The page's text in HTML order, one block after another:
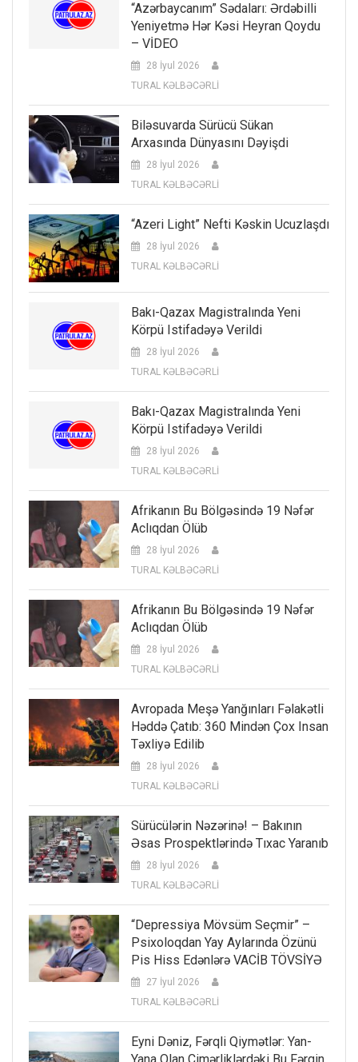
“Azərbaycanım” Sədaları: Ərdəbilli
Yeniyetmə Hər Kəsi Heyran Qoydu
– VİDEO
28 İyul 2026
TURAL KƏLBƏCƏRLİ
Biləsuvarda Sürücü Sükan
Arxasında Dünyasını Dəyişdi
28 İyul 2026
TURAL KƏLBƏCƏRLİ
“Azeri Light” Nefti Kəskin Ucuzlaşdı
28 İyul 2026
TURAL KƏLBƏCƏRLİ
Bakı-Qazax Magistralında Yeni
Körpü Istifadəyə Verildi
28 İyul 2026
TURAL KƏLBƏCƏRLİ
Bakı-Qazax Magistralında Yeni
Körpü Istifadəyə Verildi
28 İyul 2026
TURAL KƏLBƏCƏRLİ
Afrikanın Bu Bölgəsində 19 Nəfər
Aclıqdan Ölüb
28 İyul 2026
TURAL KƏLBƏCƏRLİ
Afrikanın Bu Bölgəsində 19 Nəfər
Aclıqdan Ölüb
28 İyul 2026
TURAL KƏLBƏCƏRLİ
Avropada Meşə Yanğınları Fəlakətli
Həddə Çatıb: 360 Mindən Çox Insan
Təxliyə Edilib
28 İyul 2026
TURAL KƏLBƏCƏRLİ
Sürücülərin Nəzərinə! – Bakının
Əsas Prospektlərində Tıxac Yaranıb
28 İyul 2026
TURAL KƏLBƏCƏRLİ
“Depressiya Mövsüm Seçmir” –
Psixoloqdan Yay Aylarında Özünü
Pis Hiss Edənlərə VACİB TÖVSİYƏ
27 İyul 2026
TURAL KƏLBƏCƏRLİ
Eyni Dəniz, Fərqli Qiymətlər: Yan-
Yana Olan Çimərliklərdəki Bu Fərqin